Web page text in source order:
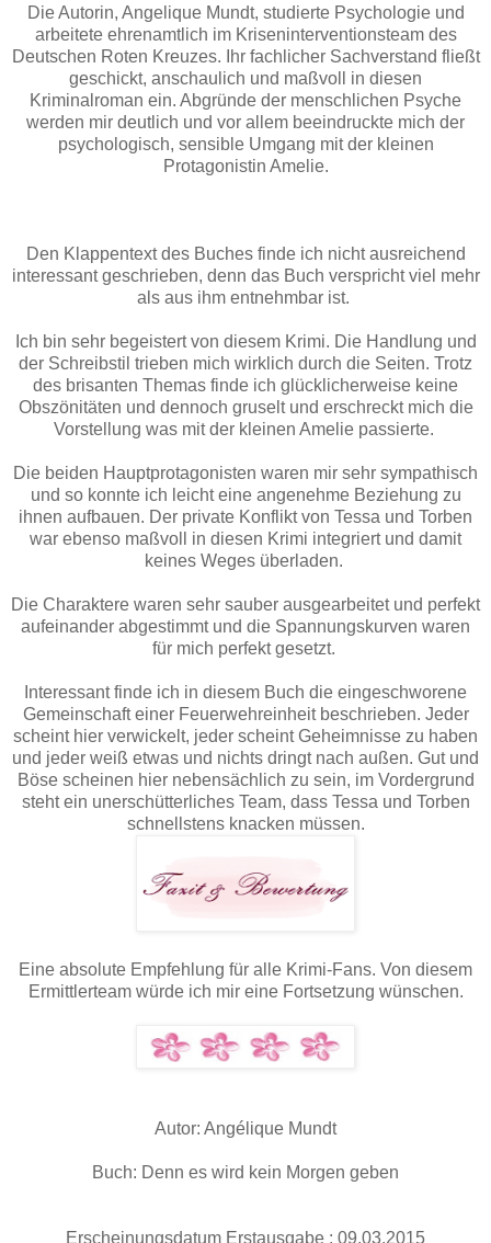
Die Autorin, Angelique Mundt, studierte Psychologie und
arbeitete ehrenamtlich im Kriseninterventionsteam des
Deutschen Roten Kreuzes. Ihr fachlicher Sachverstand fließt
geschickt, anschaulich und maßvoll in diesen
Kriminalroman ein. Abgründe der menschlichen Psyche
werden mir deutlich und vor allem beeindruckte mich der
psychologisch, sensible Umgang mit der kleinen
Protagonistin Amelie.
Den Klappentext des Buches finde ich nicht ausreichend
interessant geschrieben, denn das Buch verspricht viel mehr
als aus ihm entnehmbar ist.
Ich bin sehr begeistert von diesem Krimi. Die Handlung und
der Schreibstil trieben mich wirklich durch die Seiten. Trotz
des brisanten Themas finde ich glücklicherweise keine
Obszönitäten und dennoch gruselt und erschreckt mich die
Vorstellung was mit der kleinen Amelie passierte.
Die beiden Hauptprotagonisten waren mir sehr sympathisch
und so konnte ich leicht eine angenehme Beziehung zu
ihnen aufbauen. Der private Konflikt von Tessa und Torben
war ebenso maßvoll in diesen Krimi integriert und damit
keines Weges überladen.
Die Charaktere waren sehr sauber ausgearbeitet und perfekt
aufeinander abgestimmt und die Spannungskurven waren
für mich perfekt gesetzt.
Interessant finde ich in diesem Buch die eingeschworene
Gemeinschaft einer Feuerwehreinheit beschrieben. Jeder
scheint hier verwickelt, jeder scheint Geheimnisse zu haben
und jeder weiß etwas und nichts dringt nach außen. Gut und
Böse scheinen hier nebensächlich zu sein, im Vordergrund
steht ein unerschütterliches Team, dass Tessa und Torben
schnellstens knacken müssen.
Eine absolute Empfehlung für alle Krimi-Fans. Von diesem
Ermittlerteam würde ich mir eine Fortsetzung wünschen.
Autor: Angélique Mundt
Buch: Denn es wird kein Morgen geben
Erscheinungsdatum Erstausgabe : 09.03.2015